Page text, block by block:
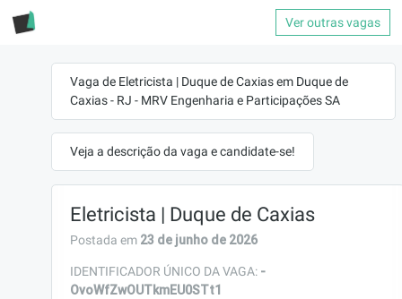
Ver outras vagas
Vaga de Eletricista | Duque de Caxias em Duque de
Caxias - RJ - MRV Engenharia e Participações SA
Veja a descrição da vaga e candidate-se!
Eletricista | Duque de Caxias
Postada em 23 de junho de 2026
IDENTIFICADOR ÚNICO DA VAGA: -
OvoWfZwOUTkmEU0STt1